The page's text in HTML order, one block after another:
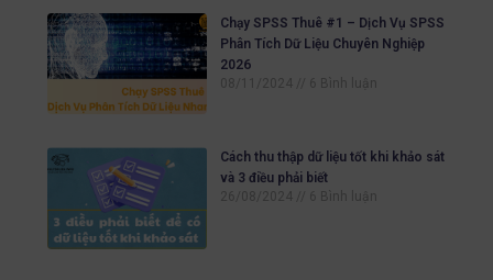
Chạy SPSS Thuê #1 – Dịch Vụ SPSS
Phân Tích Dữ Liệu Chuyên Nghiệp
2026
08/11/2024
6 Bình luận
Cách thu thập dữ liệu tốt khi khảo sát
và 3 điều phải biết
26/08/2024
6 Bình luận